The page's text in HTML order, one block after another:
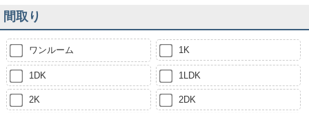
間取り
ワンルーム 1K
1DK 1LDK
2K 2DK